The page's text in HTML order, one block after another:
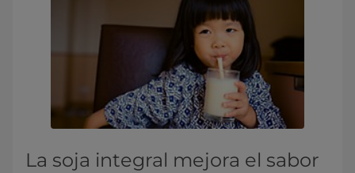
La soja integral mejora el sabor